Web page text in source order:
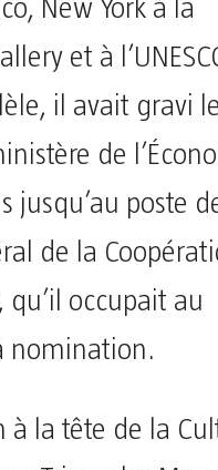
New York à la
et à
il avait gravi
de
jusqu’au poste
de la
occupait au
nomination.
à la tête de la